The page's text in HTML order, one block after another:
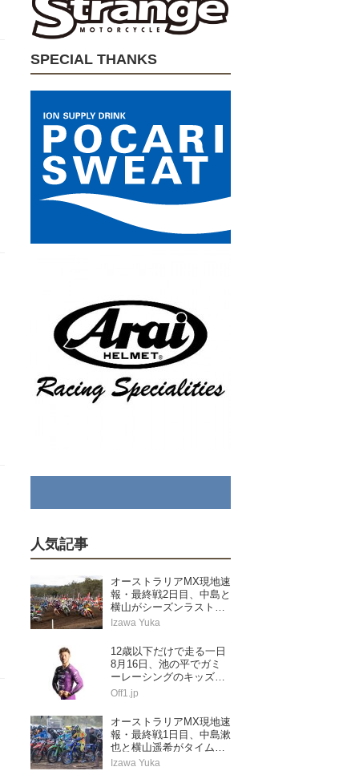
SPECIAL THANKS
人気記事
オーストラリアMX現地速
報・最終戦2日目、中島と
横山がシーズンラストレ
ースを走り切る
Izawa Yuka
12歳以下だけで走る一日
8月16日、池の平でガミ
ーレーシングのキッズス
ペシャル
Off1.jp
オーストラリアMX現地速
報・最終戦1日目、中島漱
也と横山遥希がタイムア
タック予選に挑む
Izawa Yuka